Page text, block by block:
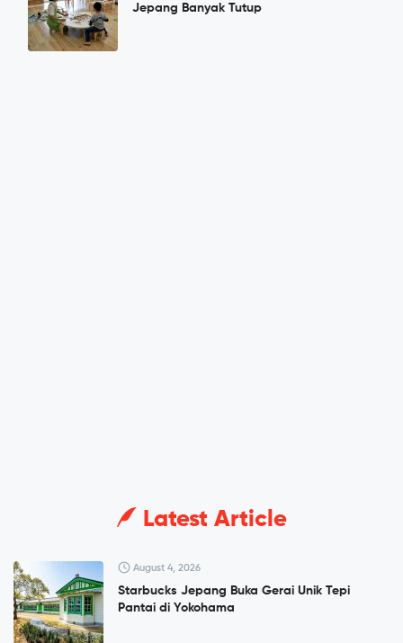
Jepang Banyak Tutup
Latest Article
August 4, 2026
Starbucks Jepang Buka Gerai Unik Tepi
Pantai di Yokohama